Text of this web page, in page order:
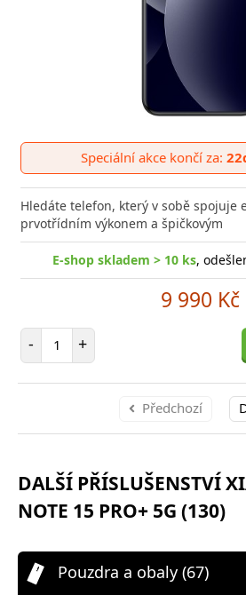
Speciální akce končí za:
Hledáte telefon, který v sobě spojuje
prvotřídním výkonem a špičkovým
E-shop skladem > 10 ks,
9 990 Kč
- Počet položek
+
Předchozí
DALŠÍ PŘÍSLUŠENSTVÍ
NOTE 15 PRO+ 5G (130)
Pouzdra a obaly (67)